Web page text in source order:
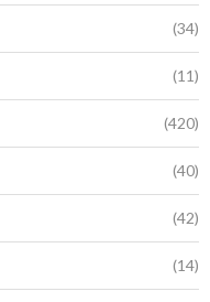
(34)
(11)
(420)
(40)
(42)
(14)